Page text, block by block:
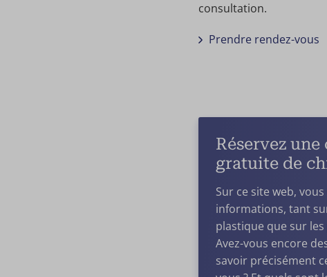
consultation.
Prendre rendez-vous
Réservez
gratuite de
Sur ce site web,
informations, tant
plastique que sur
Avez-vous encore
savoir précisément